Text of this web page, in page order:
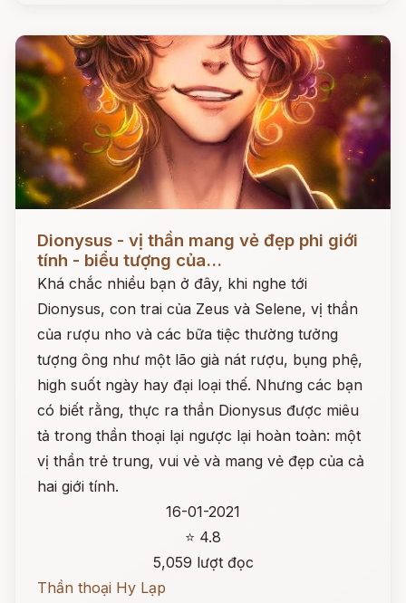
Dionysus - vị thần mang vẻ đẹp phi giới
tính - biểu tượng của...
Khá chắc nhiều bạn ở đây, khi nghe tới
Dionysus, con trai của Zeus và Selene, vị thần
của rượu nho và các bữa tiệc thường tưởng
tượng ông như một lão già nát rượu, bụng phệ,
high suốt ngày hay đại loại thế. Nhưng các bạn
có biết rằng, thực ra thần Dionysus được miêu
tả trong thần thoại lại ngược lại hoàn toàn: một
vị thần trẻ trung, vui vẻ và mang vẻ đẹp của cả
hai giới tính.
16-01-2021
⭐ 4.8
5,059 lượt đọc
Thần thoại Hy Lạp